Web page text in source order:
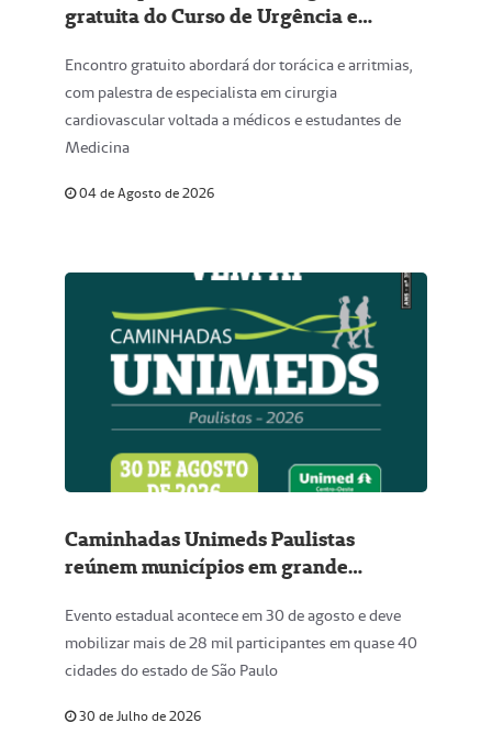
gratuita do Curso de Urgência e
Encontro gratuito abordará dor torácica e arritmias,
com palestra de especialista em cirurgia
cardiovascular voltada a médicos e estudantes de
Medicina
04 de Agosto de 2026
Caminhadas Unimeds Paulistas
reúnem municípios em grande
Evento estadual acontece em 30 de agosto e deve
mobilizar mais de 28 mil participantes em quase 40
cidades do estado de São Paulo
30 de Julho de 2026